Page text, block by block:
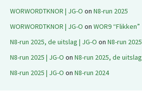
WORWORDTKNOR | JG-O on N8-run 2025
WORWORDTKNOR | JG-O on WOR9 “Flikken”
N8-run 2025, de uitslag | JG-O on N8-run 2025
N8-run 2025 | JG-O on N8-run 2025, de uitslag
N8-run 2025 | JG-O on N8-run 2024